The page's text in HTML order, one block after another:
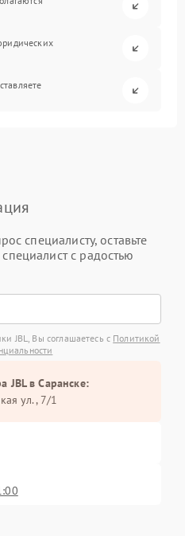
специалисту, оставьте
с радостью
JBL, Вы соглашаетесь с Политикой
JBL в Саранске:
ул., 7/1